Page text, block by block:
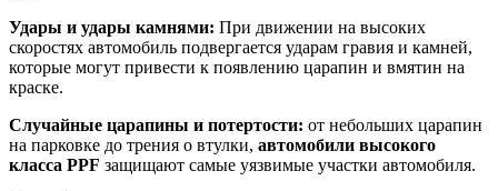
Удары и удары камнями: При движении на высоких
скоростях автомобиль подвергается ударам гравия и камней,
которые могут привести к появлению царапин и вмятин на
краске.
Случайные царапины и потертости: от небольших царапин
на парковке до трения о втулки, автомобили высокого
класса PPF защищают самые уязвимые участки автомобиля.